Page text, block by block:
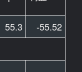
55.3
-55.52